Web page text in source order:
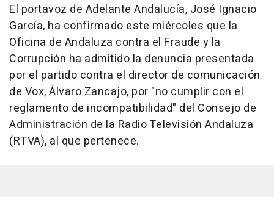
El portavoz de Adelante Andalucía, José Ignacio
García, ha confirmado este miércoles que la
Oficina de Andaluza contra el Fraude y la
Corrupción ha admitido la denuncia presentada
por el partido contra el director de comunicación
de Vox, Álvaro Zancajo, por "no cumplir con el
reglamento de incompatibilidad" del Consejo de
Administración de la Radio Televisión Andaluza
(RTVA), al que pertenece.